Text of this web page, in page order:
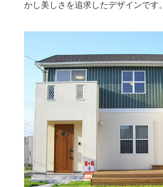
かし美しさを追求したデザインです。